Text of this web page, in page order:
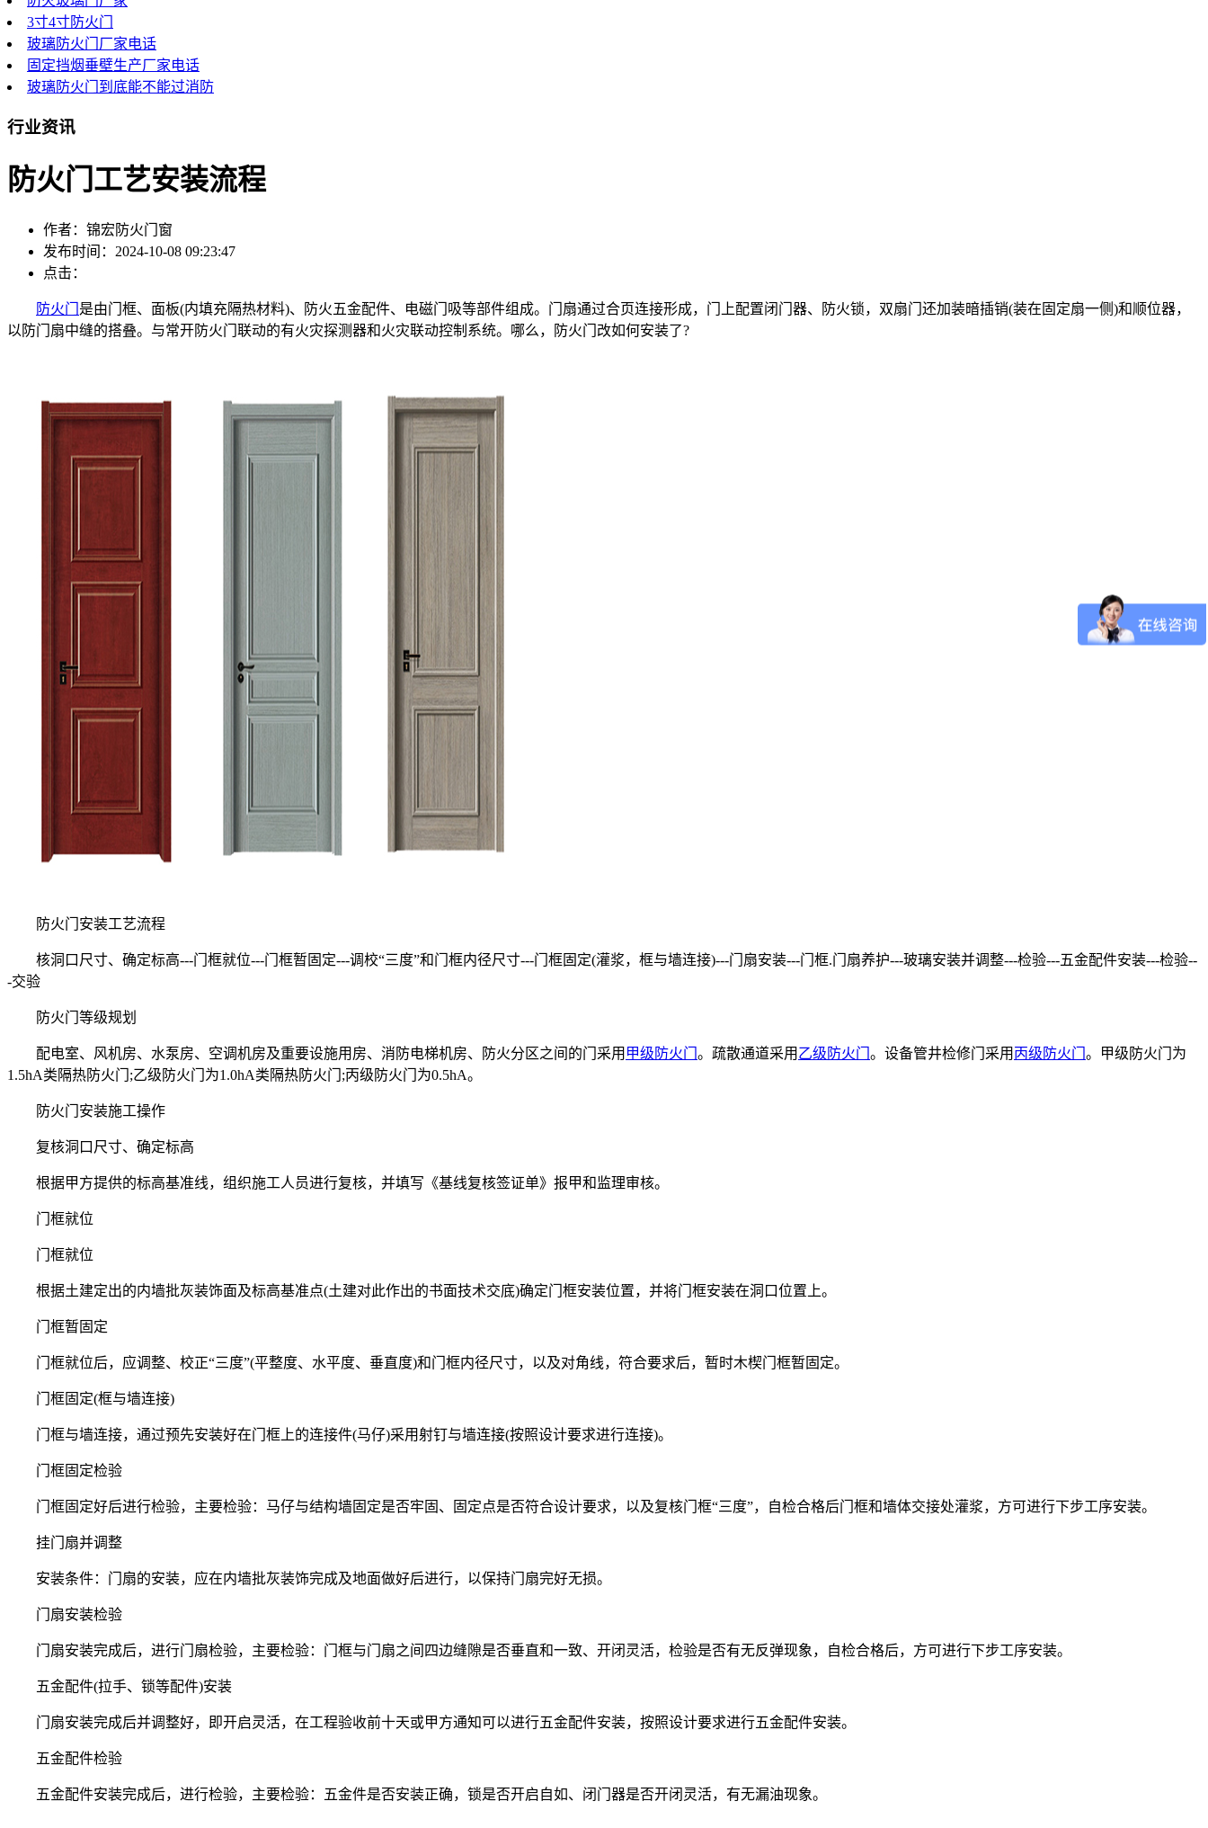
3寸4寸防火门
玻璃防火门厂家电话
固定挡烟垂壁生产厂家电话
玻璃防火门到底能不能过消防
行业资讯
防火门工艺安装流程
作者：锦宏防火门窗
发布时间：2024-10-08 09:23:47
点击：
防火门 是由门框、面板(内填充隔热材料)、防火五金配件、电磁门吸等部件组成。门扇通过合页连接形成，门上配置闭门器、防火锁，双扇门还加装暗插销(装在固定扇一侧)和顺位器，
以防门扇中缝的搭叠。与常开防火门联动的有火灾探测器和火灾联动控制系统。哪么，防火门改如何安装了?
防火门安装工艺流程
核洞口尺寸、确定标高---门框就位---门框暂固定---调校“三度”和门框内径尺寸---门框固定(灌浆，框与墙连接)---门扇安装---门框.门扇养护---玻璃安装并调整---检验---五金配件安装---检验--
-交验
防火门等级规划
配电室、风机房、水泵房、空调机房及重要设施用房、消防电梯机房、防火分区之间的门采用 甲级防火门 。疏散通道采用 乙级防火门 。设备管井检修门采用 丙级防火门 。甲级防火门为
1.5hA类隔热防火门;乙级防火门为1.0hA类隔热防火门;丙级防火门为0.5hA。
防火门安装施工操作
复核洞口尺寸、确定标高
根据甲方提供的标高基准线，组织施工人员进行复核，并填写《基线复核签证单》报甲和监理审核。
门框就位
门框就位
根据土建定出的内墙批灰装饰面及标高基准点(土建对此作出的书面技术交底)确定门框安装位置，并将门框安装在洞口位置上。
门框暂固定
门框就位后，应调整、校正“三度”(平整度、水平度、垂直度)和门框内径尺寸，以及对角线，符合要求后，暂时木楔门框暂固定。
门框固定(框与墙连接)
门框与墙连接，通过预先安装好在门框上的连接件(马仔)采用射钉与墙连接(按照设计要求进行连接)。
门框固定检验
门框固定好后进行检验，主要检验：马仔与结构墙固定是否牢固、固定点是否符合设计要求，以及复核门框“三度”，自检合格后门框和墙体交接处灌浆，方可进行下步工序安装。
挂门扇并调整
安装条件：门扇的安装，应在内墙批灰装饰完成及地面做好后进行，以保持门扇完好无损。
门扇安装检验
门扇安装完成后，进行门扇检验，主要检验：门框与门扇之间四边缝隙是否垂直和一致、开闭灵活，检验是否有无反弹现象，自检合格后，方可进行下步工序安装。
五金配件(拉手、锁等配件)安装
门扇安装完成后并调整好，即开启灵活，在工程验收前十天或甲方通知可以进行五金配件安装，按照设计要求进行五金配件安装。
五金配件检验
五金配件安装完成后，进行检验，主要检验：五金件是否安装正确，锁是否开启自如、闭门器是否开闭灵活，有无漏油现象。